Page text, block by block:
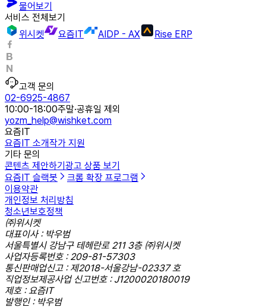
물어보기
서비스 전체보기
위시켓
요즘IT AIDP - AX Rise ERP
고객 문의
02-6925-4867
10:00-18:00주말·공휴일 제외
yozm_help@wishket.com
요즘IT
요즘IT 소개작가 지원
기타 문의
콘텐츠 제안하기 광고 상품 보기
요즘IT 슬랙봇
크롬 확장 프로그램
이용약관
개인정보 처리방침
청소년보호정책
㈜위시켓
대표이사 : 박우범
서울특별시 강남구 테헤란로 211 3층 ㈜위시켓
사업자등록번호 : 209-81-57303
통신판매업신고 : 제2018-서울강남-02337 호
직업정보제공사업 신고번호 : J1200020180019
제호 : 요즘IT
발행인 : 박우범